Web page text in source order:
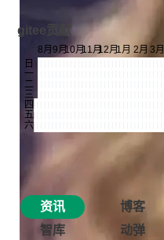
gitee贡献
资讯 博客
智库
动弹